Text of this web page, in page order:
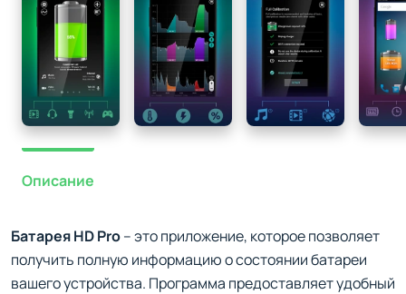
Описание
Батарея HD Pro– это приложение, которое позволяет
получить полную информацию о состоянии батареи
вашего устройства. Программа предоставляет удобный